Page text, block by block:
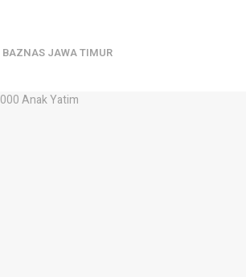
BAZNAS JAWA TIMUR